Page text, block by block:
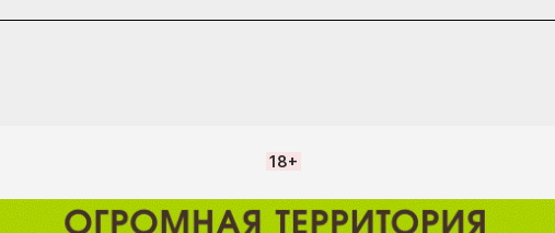
18+